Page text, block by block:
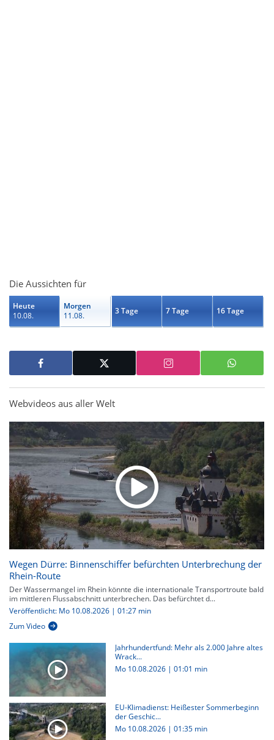
Die Aussichten für
Heute
10.08.
Morgen
11.08.
3 Tage 7 Tage 16 Tage
Webvideos aus aller Welt
Wegen Dürre: Binnenschiffer befürchten Unterbrechung der
Rhein-Route
Der Wassermangel im Rhein könnte die internationale Transportroute bald
im mittleren Flussabschnitt unterbrechen. Das befürchtet d...
Veröffentlicht: Mo 10.08.2026 | 01:27 min
Zum Video
Jahrhundertfund: Mehr als 2.000 Jahre altes
Wrack...
Mo 10.08.2026 | 01:01 min
EU-Klimadienst: Heißester Sommerbeginn
der Geschic...
Mo 10.08.2026 | 01:35 min